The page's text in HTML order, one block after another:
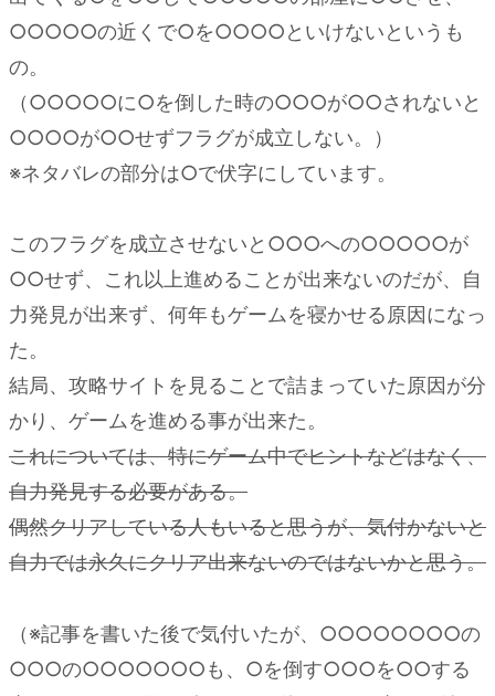
○○○○○の近くで○を○○○○といけないというも
の。
（○○○○○に○を倒した時の○○○が○○されないと
○○○○が○○せずフラグが成立しない。）
※ネタバレの部分は○で伏字にしています。
このフラグを成立させないと○○○への○○○○○が
○○せず、これ以上進めることが出来ないのだが、自
力発見が出来ず、何年もゲームを寝かせる原因になっ
た。
結局、攻略サイトを見ることで詰まっていた原因が分
かり、ゲームを進める事が出来た。
これについては、特にゲーム中でヒントなどはなく、
自力発見する必要がある。
偶然クリアしている人もいると思うが、気付かないと
自力では永久にクリア出来ないのではないかと思う。
（※記事を書いた後で気付いたが、○○○○○○○○の
○○○の○○○○○○○も、○を倒す○○○を○○する